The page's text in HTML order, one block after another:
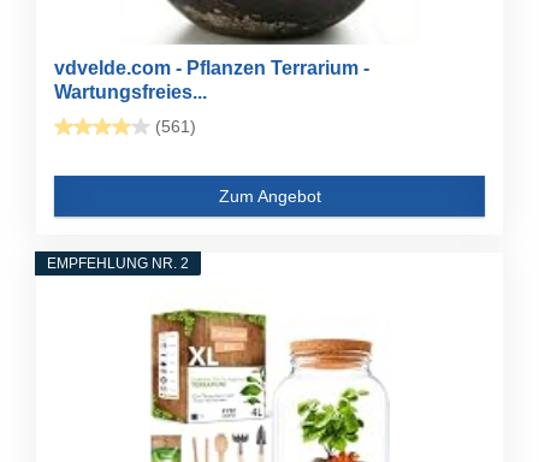
vdvelde.com - Pflanzen Terrarium -
Wartungsfreies...
(561)
Zum Angebot
EMPFEHLUNG NR. 2